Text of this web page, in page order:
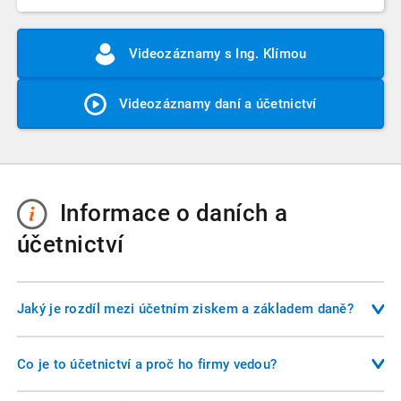
Videozáznamy s Ing. Klímou
Videozáznamy daní a účetnictví
Informace o daních a
účetnictví
Jaký je rozdíl mezi účetním ziskem a základem daně?
Účetní zisk je rozdíl mezi výnosy a náklady podle účetních
pravidel. Základ daně je upravený účetní zisk o položky,
Co je to účetnictví a proč ho firmy vedou?
Účetnictví je systém evidence hospodářských operací, který